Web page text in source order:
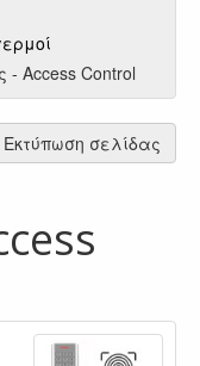
Access Control
Εκτύπωση σελίδας